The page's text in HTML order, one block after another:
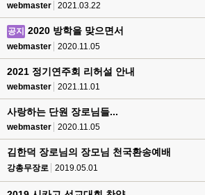
webmaster 2021.03.22
공지 2020 방학을 맞으면서
webmaster 2020.11.05
2021 정기연주회 리허설 안내
webmaster 2021.11.01
사랑하는 단원 장로님들...
webmaster 2020.11.05
김한덕 장로님의 장모님 천국환송예배
강총무장로 2019.05.01